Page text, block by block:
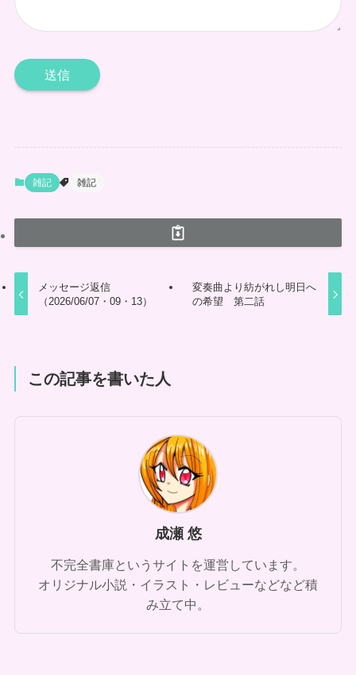
雑記 雑記
メッセージ返信
（2026/06/07・09・13）
変奏曲より紡がれし明日へ
の希望 第二話
この記事を書いた人
成瀬 悠
不完全書庫というサイトを運営しています。
オリジナル小説・イラスト・レビューなどなど積
み立て中。